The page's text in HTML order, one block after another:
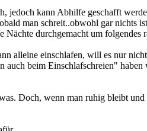
jedoch kann Abhilfe geschafft
man schreit..obwohl gar nichts
durchgemacht um folgendes
alleine einschlafen, will es nur
beim Einschlafschreien"
Doch, wenn man ruhig bleibt